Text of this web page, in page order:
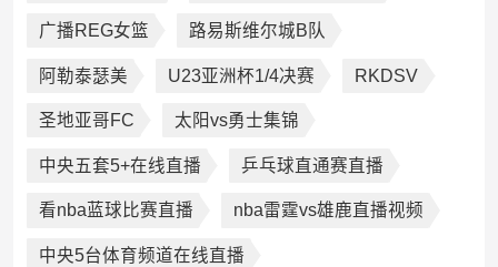
广播REG女篮 路易斯维尔城B队
阿勒泰瑟美 U23亚洲杯1/4决赛 RKDSV
圣地亚哥FC 太阳vs勇士集锦
中央五套5+在线直播 乒乓球直通赛直播
看nba蓝球比赛直播 nba雷霆vs雄鹿直播视频
中央5台体育频道在线直播